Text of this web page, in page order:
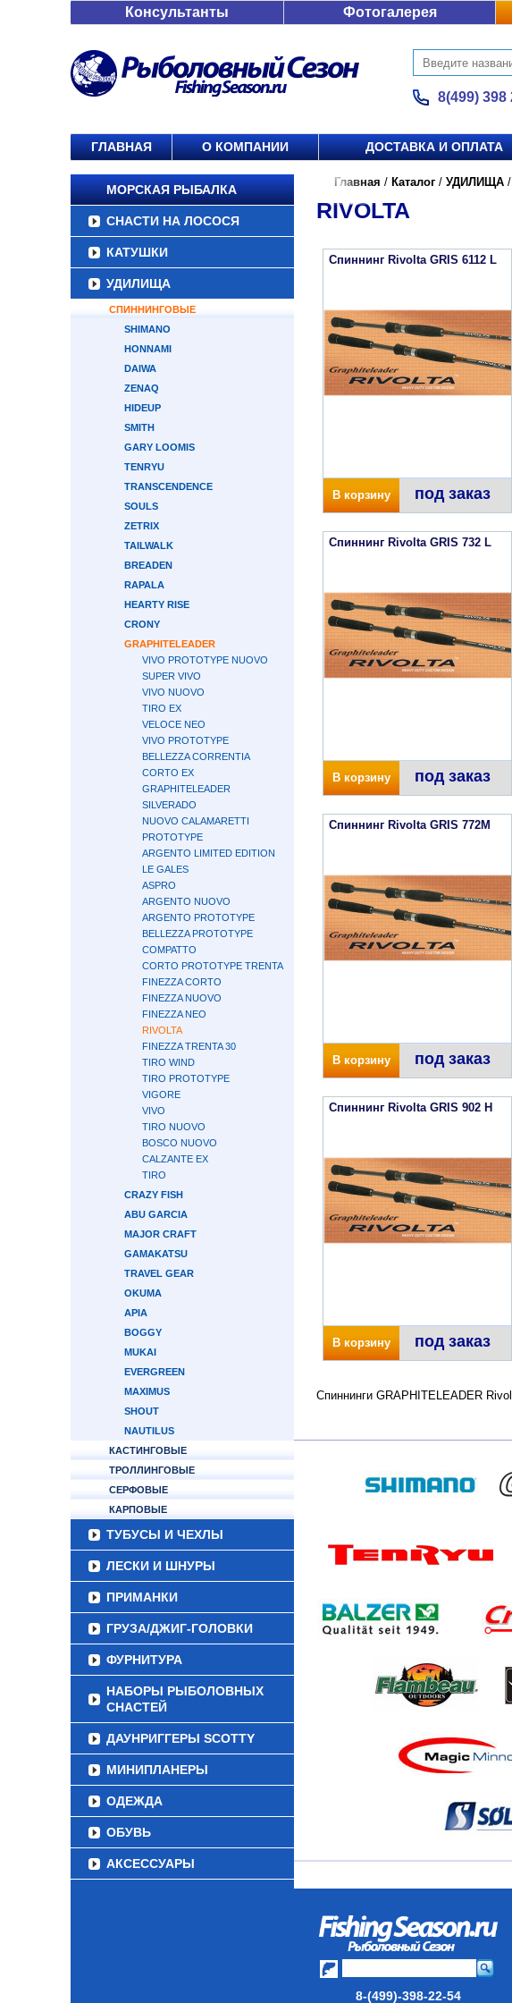
Консультанты Фотогалерея
8(499) 398
ГЛАВНАЯ О КОМПАНИИ ДОСТАВКА И ОПЛАТА
МОРСКАЯ РЫБАЛКА
СНАСТИ НА ЛОСОСЯ
КАТУШКИ
УДИЛИЩА
СПИННИНГОВЫЕ
SHIMANO
HONNAMI
DAIWA
ZENAQ
HIDEUP
SMITH
GARY LOOMIS
TENRYU
TRANSCENDENCE
SOULS
ZETRIX
TAILWALK
BREADEN
RAPALA
HEARTY RISE
CRONY
GRAPHITELEADER
VIVO PROTOTYPE NUOVO
SUPER VIVO
VIVO NUOVO
TIRO EX
VELOCE NEO
VIVO PROTOTYPE
BELLEZZA CORRENTIA
CORTO EX
GRAPHITELEADER
SILVERADO
NUOVO CALAMARETTI
PROTOTYPE
ARGENTO LIMITED EDITION
LE GALES
ASPRO
ARGENTO NUOVO
ARGENTO PROTOTYPE
BELLEZZA PROTOTYPE
COMPATTO
CORTO PROTOTYPE TRENTA
FINEZZA CORTO
FINEZZA NUOVO
FINEZZA NEO
RIVOLTA
FINEZZA TRENTA 30
TIRO WIND
TIRO PROTOTYPE
VIGORE
VIVO
TIRO NUOVO
BOSCO NUOVO
CALZANTE EX
TIRO
CRAZY FISH
ABU GARCIA
MAJOR CRAFT
GAMAKATSU
TRAVEL GEAR
OKUMA
APIA
BOGGY
MUKAI
EVERGREEN
MAXIMUS
SHOUT
NAUTILUS
КАСТИНГОВЫЕ
ТРОЛЛИНГОВЫЕ
СЕРФОВЫЕ
КАРПОВЫЕ
ТУБУСЫ И ЧЕХЛЫ
ЛЕСКИ И ШНУРЫ
ПРИМАНКИ
ГРУЗА/ДЖИГ-ГОЛОВКИ
ФУРНИТУРА
НАБОРЫ РЫБОЛОВНЫХ
СНАСТЕЙ
ДАУНРИГГЕРЫ SCOTTY
МИНИПЛАНЕРЫ
ОДЕЖДА
ОБУВЬ
АКСЕССУАРЫ
Главная / Каталог / УДИЛИЩА /
RIVOLTA
Спиннинг Rivolta GRIS 6112 L
В корзину под заказ
Спиннинг Rivolta GRIS 732 L
В корзину под заказ
Спиннинг Rivolta GRIS 772M
В корзину под заказ
Спиннинг Rivolta GRIS 902 H
В корзину под заказ
Спиннинги GRAPHITELEADER
8-(499)-398-22-54